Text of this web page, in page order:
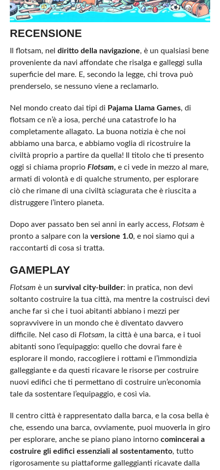
RECENSIONE
Il flotsam, nel diritto della navigazione, è un qualsiasi bene
proveniente da navi affondate che risalga e galleggi sulla
superficie del mare. E, secondo la legge, chi trova può
prenderselo, se nessuno viene a reclamarlo.
Nel mondo creato dai tipi di Pajama Llama Games, di
flotsam ce n’è a iosa, perché una catastrofe lo ha
completamente allagato. La buona notizia è che noi
abbiamo una barca, e abbiamo voglia di ricostruire la
civiltà proprio a partire da quella! Il titolo che ti presento
oggi si chiama proprio Flotsam, e ci vede in mezzo al mare,
armati di volontà e di qualche strumento, per esplorare
ciò che rimane di una civiltà sciagurata che è riuscita a
distruggere l’intero pianeta.
Dopo aver passato ben sei anni in early access, Flotsam è
pronto a salpare con la versione 1.0, e noi siamo qui a
raccontarti di cosa si tratta.
GAMEPLAY
Flotsam è un survival city-builder: in pratica, non devi
soltanto costruire la tua città, ma mentre la costruisci devi
anche far sì che i tuoi abitanti abbiano i mezzi per
sopravvivere in un mondo che è diventato davvero
difficile. Nel caso di Flotsam, la città è una barca, e i tuoi
abitanti sono l’equipaggio: quello che dovrai fare è
esplorare il mondo, raccogliere i rottami e l’immondizia
galleggiante e da questi ricavare le risorse per costruire
nuovi edifici che ti permettano di costruire un’economia
tale da sostentare l’equipaggio, e così via.
Il centro città è rappresentato dalla barca, e la cosa bella è
che, essendo una barca, ovviamente, puoi muoverla in giro
per esplorare, anche se piano piano intornocomincerai a
costruire gli edifici essenziali al sostentamento, tutto
rigorosamente su piattaforme galleggianti ricavate dalla